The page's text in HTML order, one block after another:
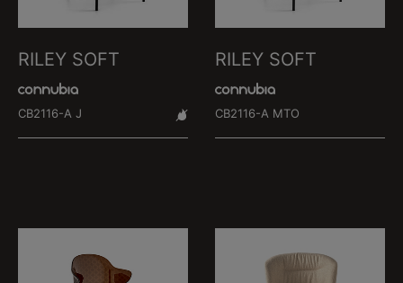
RILEY SOFT
CB2116-A J
RILEY SOFT
CB2116-A MTO